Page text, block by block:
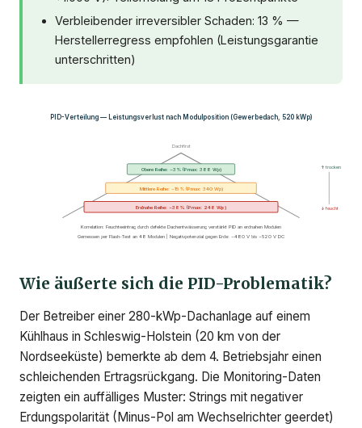
Verbleibender irreversibler Schaden: 13 % —
Herstellerregress empfohlen (Leistungsgarantie
unterschritten)
PID-Verteilung — Leistungsverlust nach Modulposition (Gewerbedach, 520 kWp)
Dachfirst
Obere Reihe: −3% (Pmax: 388 Wp)
Mittlere Reihe: −15% (Pmax: 340 Wp)
Erdnahe Reihe: −38% (Pmax: 248 Wp)
↑ trocken
↓ feucht
Korrelation: Feuchteeintrag durch defekte Dachentwässerung verstärkt PID an erdnahen Modulen
Gemessen per Flash-Test an 48 Modulen | Negativpotenzial gegen Erde: −480 V bis −520 V DC
Wie äußerte sich die PID-Problematik?
Der Betreiber einer 280-kWp-Dachanlage auf einem
Kühlhaus in Schleswig-Holstein (20 km von der
Nordseeküste) bemerkte ab dem 4. Betriebsjahr einen
schleichenden Ertragsrückgang. Die Monitoring-Daten
zeigten ein auffälliges Muster: Strings mit negativer
Erdungspolarität (Minus-Pol am Wechselrichter geerdet)